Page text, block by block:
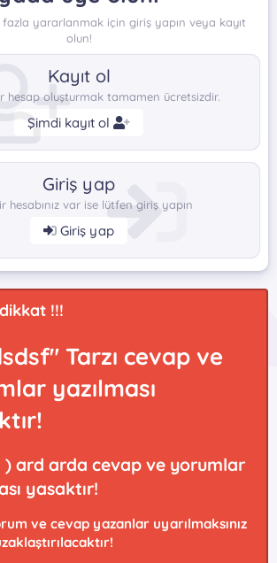
yararlanmak için giriş yapın veya kayıt
olun!
Kayıt ol
hesap oluşturmak tamamen ücretsizdir.
Şimdi kayıt ol
Giriş yap
hesabınız var ise lütfen giriş yapın
Giriş yap
!!!
Tarzı cevap ve
yazılması
) ard arda cevap ve yorumlar
yasaktır!
ve cevap yazanlar uyarılmaksınız